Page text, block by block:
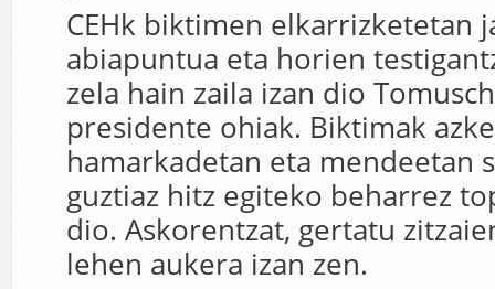
CEHk biktimen elkarrizketetan
abiapuntua eta horien
zela hain zaila izan dio
presidente ohiak. Biktimak
hamarkadetan eta mendeetan
guztiaz hitz egiteko beharrez
dio. Askorentzat, gertatu
lehen aukera izan zen.